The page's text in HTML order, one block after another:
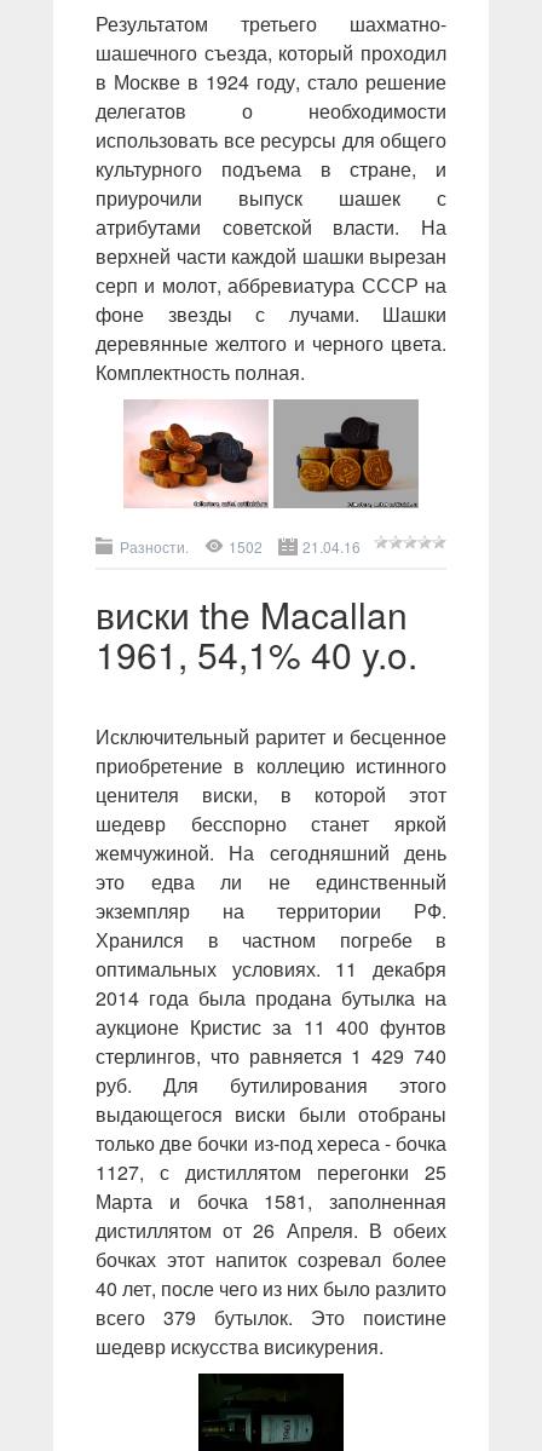
Результатом третьего шахматно-
шашечного съезда, который проходил
в Москве в 1924 году, стало решение
делегатов о необходимости
использовать все ресурсы для общего
культурного подъема в стране, и
приурочили выпуск шашек с
атрибутами советской власти. На
верхней части каждой шашки вырезан
серп и молот, аббревиатура СССР на
фоне звезды с лучами. Шашки
деревянные желтого и черного цвета.
Комплектность полная.
Разности. 1502 21.04.16
виски the Macallan
1961, 54,1% 40 y.o.
Исключительный раритет и бесценное
приобретение в коллецию истинного
ценителя виски, в которой этот
шедевр бесспорно станет яркой
жемчужиной. На сегодняшний день
это едва ли не единственный
экземпляр на территории РФ.
Хранился в частном погребе в
оптимальных условиях. 11 декабря
2014 года была продана бутылка на
аукционе Кристис за 11 400 фунтов
стерлингов, что равняется 1 429 740
руб. Для бутилирования этого
выдающегося виски были отобраны
только две бочки из-под хереса - бочка
1127, с дистиллятом перегонки 25
Марта и бочка 1581, заполненная
дистиллятом от 26 Апреля. В обеих
бочках этот напиток созревал более
40 лет, после чего из них было разлито
всего 379 бутылок. Это поистине
шедевр искусства висикурения.